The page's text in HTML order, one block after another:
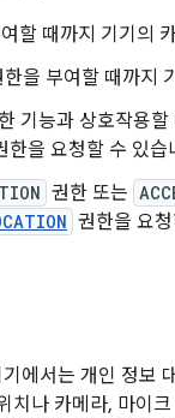
할 때까지 기기의
한을 부여할 때까지
기능과 상호작용
한을 요청할 수 있습
권한 또는
권한을 요
에서는 개인 정보
치나 카메라, 마이